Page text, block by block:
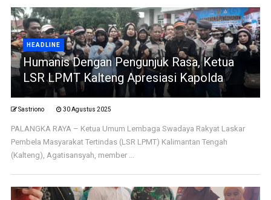
HEADLINE
Humanis Dengan Pengunjuk Rasa, Ketua
LSR LPMT Kalteng Apresiasi Kapolda
Sastriono 30 Agustus 2025
PALANGKA RAYA – Ketua Umum Lembaga Swadaya Rakyat Laskar
Pembela Masyarakat Tertindas (LSR LPMT) Kalimantan Tengah
(Kalteng), Agatisansyah, member ...